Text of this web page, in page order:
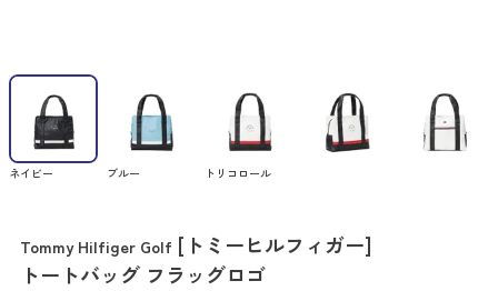
ネイビー ブルー トリコロール
Tommy Hilfiger Golf [トミーヒルフィガー]
トートバッグ フラッグロゴ